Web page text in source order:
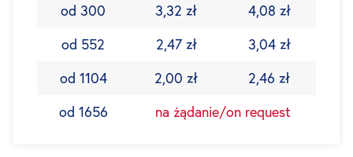
od 300
3,32 zł
4,08 zł
od 552
2,47 zł
3,04 zł
od 1104
2,00 zł
2,46 zł
od 1656
na żądanie/on request